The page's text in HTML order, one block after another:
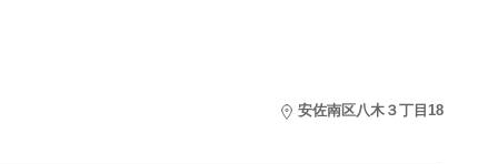
安佐南区八木３丁目18